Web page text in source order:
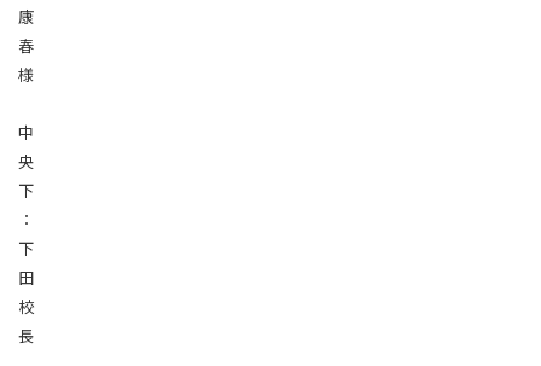
康
春
様
中
央
下
：
下
田
校
長